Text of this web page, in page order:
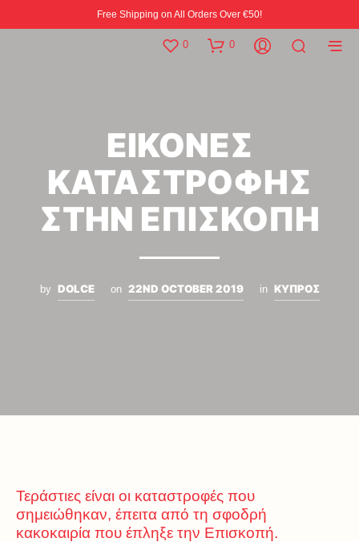
Free Shipping on All Orders Over €50!
0 0
ΕΙΚΟΝΕΣ
ΚΑΤΑΣΤΡΟΦΗΣ
ΣΤΗΝ ΕΠΙΣΚΟΠΗ
by DOLCE on 22ND OCTOBER 2019 in ΚΥΠΡΟΣ
Τεράστιες είναι οι καταστροφές που
σημειώθηκαν, έπειτα από τη σφοδρή
κακοκαιρία που έπληξε την Επισκοπή.